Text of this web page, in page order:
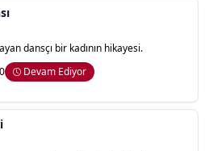
dansçı bir kadının hikayesi.
0 Devam Ediyor